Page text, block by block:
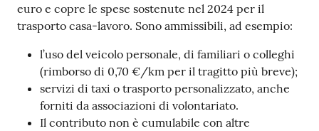
euro e copre le spese sostenute nel 2024 per il
trasporto casa-lavoro. Sono ammissibili, ad esempio:
l’uso del veicolo personale, di familiari o colleghi
(rimborso di 0,70 €/km per il tragitto più breve);
servizi di taxi o trasporto personalizzato, anche
forniti da associazioni di volontariato.
Il contributo non è cumulabile con altre